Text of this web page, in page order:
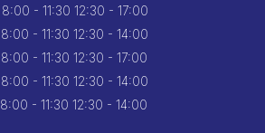
8:00 - 11:30 12:30 - 17:00
8:00 - 11:30 12:30 - 14:00
8:00 - 11:30 12:30 - 17:00
8:00 - 11:30 12:30 - 14:00
8:00 - 11:30 12:30 - 14:00